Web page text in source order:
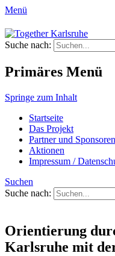
Menü
Together
Integration von
Fluchterfahrung
Suche nach:
Primäres Menü
Springe zum Inhalt
Startseite
Das Projekt
Partner und Sponsoren
Aktionen
Impressum /
Suchen
Suche nach:
Orientierung
Karlsruhe mit